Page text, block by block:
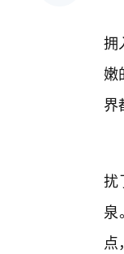
拥
嫩
界
扰
泉
点